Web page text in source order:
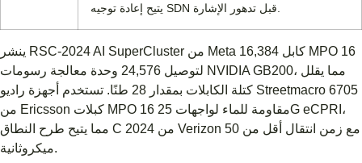
يتيح إعادة توجيه SDN قبل تدهور الإشارة.
ينشر RSC-2024 AI SuperCluster من Meta 16,384 كابل MPO 16
لتوصيل 24,576 وحدة معالجة رسومات NVIDIA GB200، مما يقلل
كتلة الكابلات بمقدار 28 طنًا. تستخدم أجهزة راديو Streetmacro 6705
من Ericsson كبلات MPO 16 مقاومة للماء لواجهات 25G eCPRI،
مما يتيح طرح النطاق C 2024 من Verizon مع زمن انتقال أقل من 50
ميكروثانية.